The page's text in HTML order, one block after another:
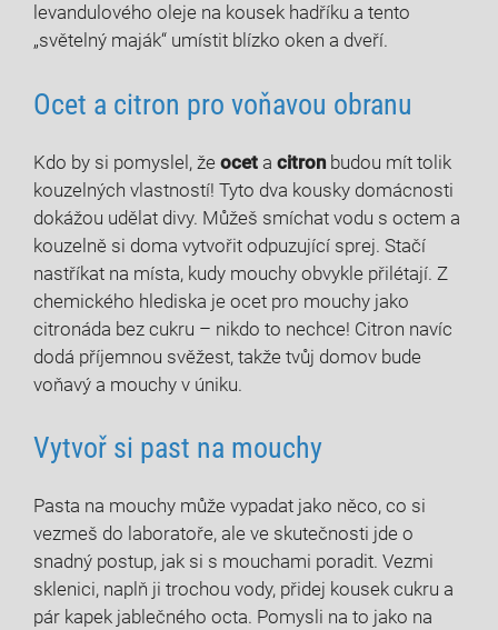
levandulového oleje na kousek hadříku a tento
„světelný maják“ umístit blízko oken a dveří.
Ocet a citron pro voňavou obranu
Kdo by si pomyslel, že ocet a citronbudou mít tolik
kouzelných vlastností! Tyto dva kousky domácnosti
dokážou udělat divy. Můžeš smíchat vodu s octem a
kouzelně si doma vytvořit odpuzující sprej. Stačí
nastříkat na místa, kudy mouchy obvykle přilétají. Z
chemického hlediska je ocet pro mouchy jako
citronáda bez cukru – nikdo to nechce! Citron navíc
dodá příjemnou svěžest, takže tvůj domov bude
voňavý a mouchy v úniku.
Vytvoř si past na mouchy
Pasta na mouchy může vypadat jako něco, co si
vezmeš do laboratoře, ale ve skutečnosti jde o
snadný postup, jak si s mouchami poradit. Vezmi
sklenici, naplň ji trochou vody, přidej kousek cukru a
pár kapek jablečného octa. Pomysli na to jako na